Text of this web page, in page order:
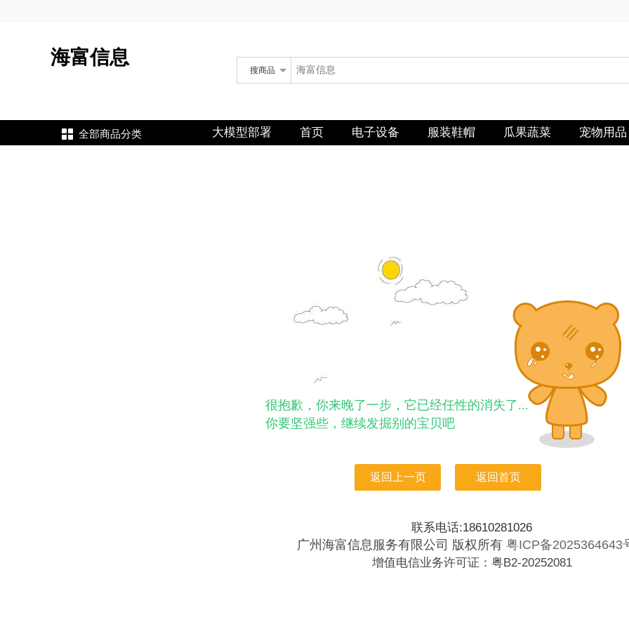
海富信息
搜商品
全部商品分类 大模型部署 首页 电子设备 服装鞋帽 瓜果蔬菜 宠物用品
很抱歉，你来晚了一步，它已经任性的消失了...
你要坚强些，继续发掘别的宝贝吧
返回上一页 返回首页
联系电话:18610281026
广州海富信息服务有限公司 版权所有 粤ICP备2025364643
增值电信业务许可证：粤B2-20252081